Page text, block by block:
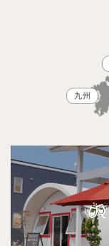
九州